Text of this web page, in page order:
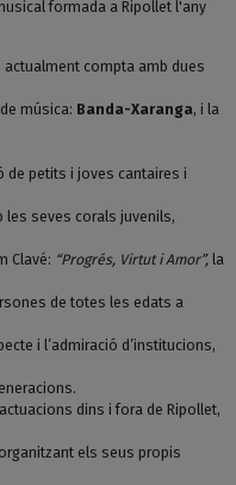
formada a Ripollet l'any
actualment compta amb dues
música: Banda-Xaranga, i la
de petits i joves cantaires i
les seves corals juvenils,
Clavé: “Progrés, Virtut i Amor”,la
de totes les edats a
i l’admiració d’institucions,
dins i fora de Ripollet,
els seus propis